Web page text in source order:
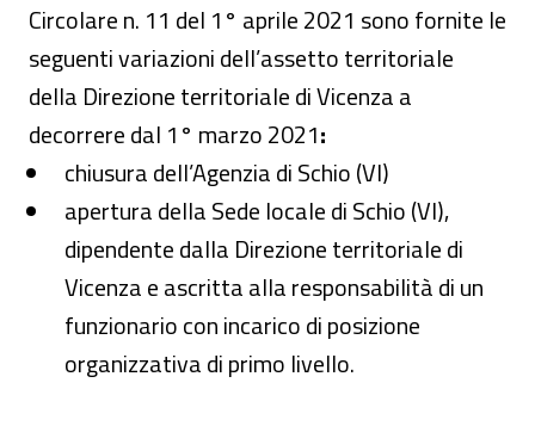
Circolare n. 11 del 1° aprile 2021 sono fornite le
seguenti variazioni dell’assetto territoriale
della Direzione territoriale di Vicenza a
decorrere dal 1° marzo 2021:
chiusura dell’Agenzia di Schio (VI)
apertura della Sede locale di Schio (VI),
dipendente dalla Direzione territoriale di
Vicenza e ascritta alla responsabilità di un
funzionario con incarico di posizione
organizzativa di primo livello.